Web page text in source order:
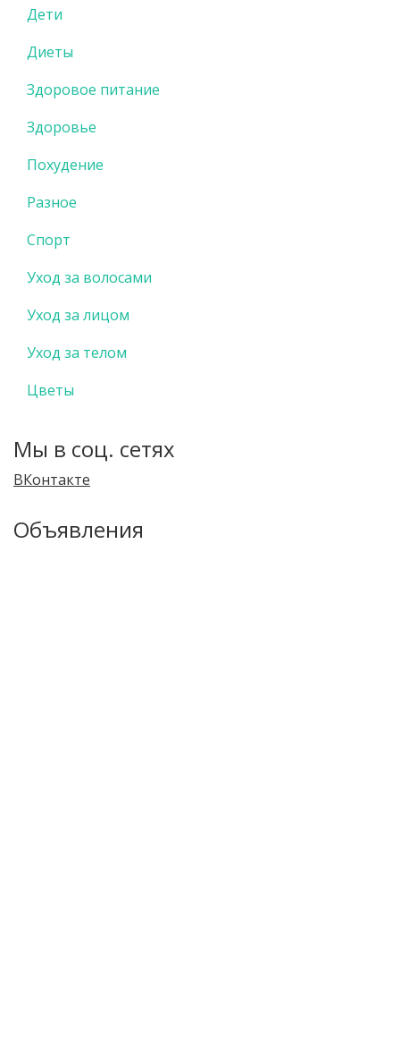
Дети
Диеты
Здоровое питание
Здоровье
Похудение
Разное
Спорт
Уход за волосами
Уход за лицом
Уход за телом
Цветы
Мы в соц. сетях
ВКонтакте
Объявления